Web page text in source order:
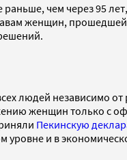
чем через 95
женщин, прошедшей в
людей независимо от
женщин только с
Пекинскую
уровне и в